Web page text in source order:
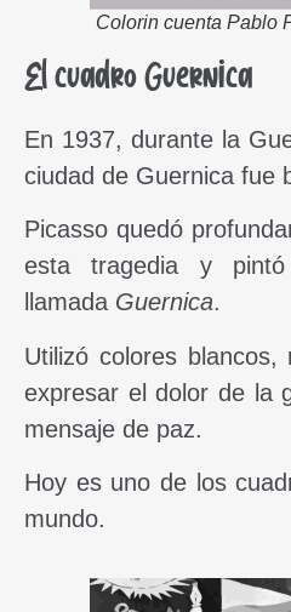
Colorin cuenta Pablo
El cuadro Guernica
En 1937, durante la
ciudad de Guernica fue
Picasso quedó
esta tragedia y
llamada Guernica.
Utilizó colores
expresar el dolor de la
mensaje de paz.
Hoy es uno de los
mundo.